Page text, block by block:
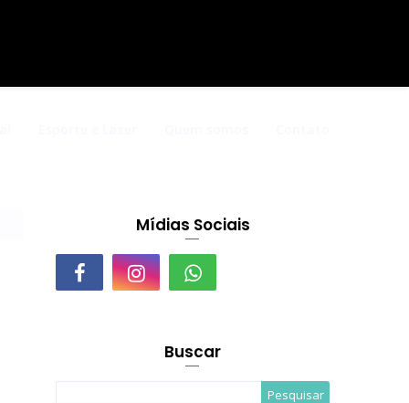
Mídias Sociais
Buscar